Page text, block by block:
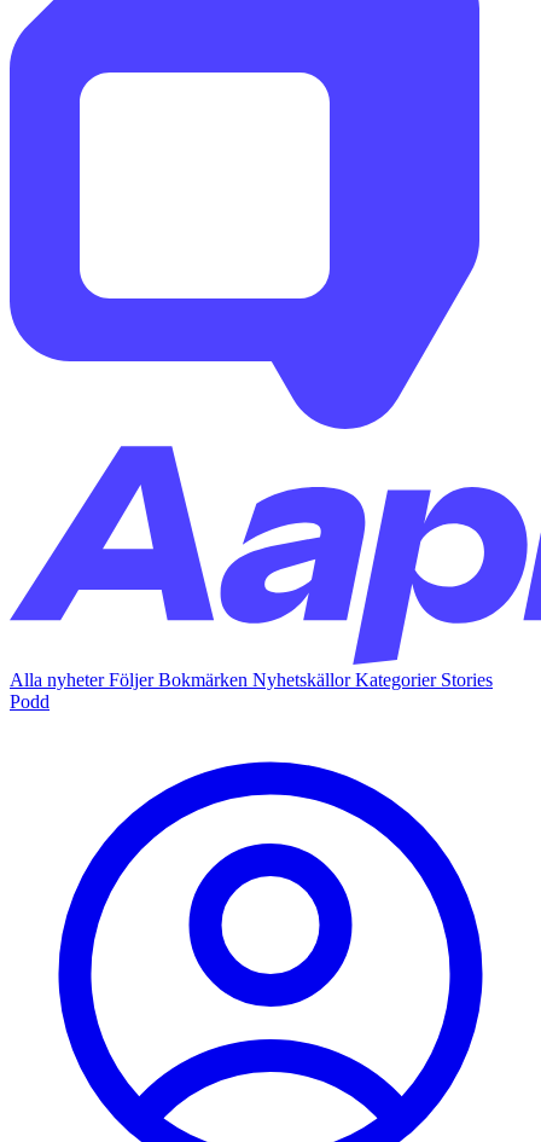
Alla nyheterFöljerBokmärken NyhetskällorKategorier Stories
Podd